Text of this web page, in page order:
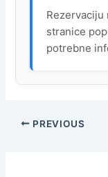
Rezervaciju
stranice
potrebne
PREVIOUS